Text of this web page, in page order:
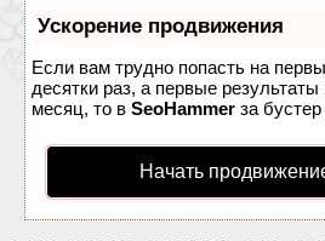
Ускорение продвижения
Если вам трудно попасть на
десятки раз, а первые
месяц, то в SeoHammer за бустер
Начать